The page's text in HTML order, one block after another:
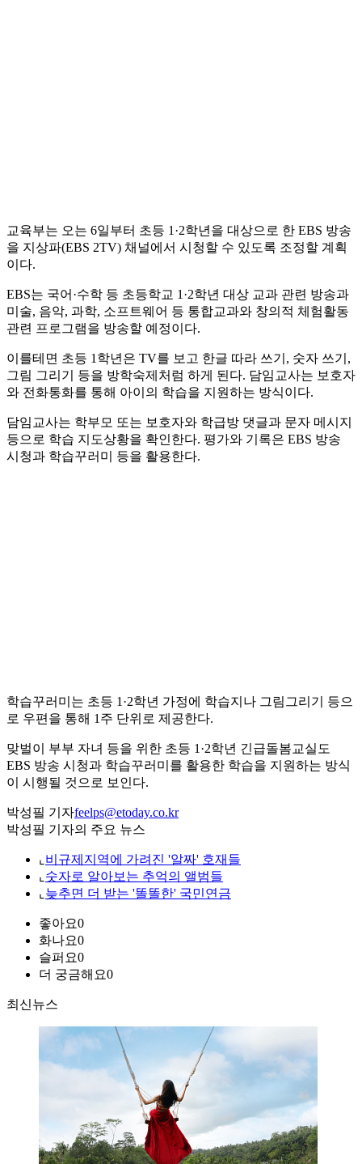
교육부는 오는 6일부터 초등 1·2학년을 대상으로 한 EBS 방송
을 지상파(EBS 2TV) 채널에서 시청할 수 있도록 조정할 계획
이다.
EBS는 국어·수학 등 초등학교 1·2학년 대상 교과 관련 방송과
미술, 음악, 과학, 소프트웨어 등 통합교과와 창의적 체험활동
관련 프로그램을 방송할 예정이다.
이를테면 초등 1학년은 TV를 보고 한글 따라 쓰기, 숫자 쓰기,
그림 그리기 등을 방학숙제처럼 하게 된다. 담임교사는 보호자
와 전화통화를 통해 아이의 학습을 지원하는 방식이다.
담임교사는 학부모 또는 보호자와 학급방 댓글과 문자 메시지
등으로 학습 지도상황을 확인한다. 평가와 기록은 EBS 방송
시청과 학습꾸러미 등을 활용한다.
학습꾸러미는 초등 1·2학년 가정에 학습지나 그림그리기 등으
로 우편을 통해 1주 단위로 제공한다.
맞벌이 부부 자녀 등을 위한 초등 1·2학년 긴급돌봄교실도
EBS 방송 시청과 학습꾸러미를 활용한 학습을 지원하는 방식
이 시행될 것으로 보인다.
박성필 기자feelps@etoday.co.kr
박성필 기자의 주요 뉴스
⌞ 비규제지역에 가려진 '알짜' 호재들
⌞ 숫자로 알아보는 추억의 앨범들
⌞ 늦추면 더 받는 '똘똘한' 국민연금
좋아요0
화나요0
슬퍼요0
더 궁금해요0
최신뉴스